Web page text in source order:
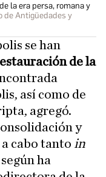
la era persa, romana y
de Antigüedades y
se han
de la
así como de
agregó.
y
cabo tanto in
ha